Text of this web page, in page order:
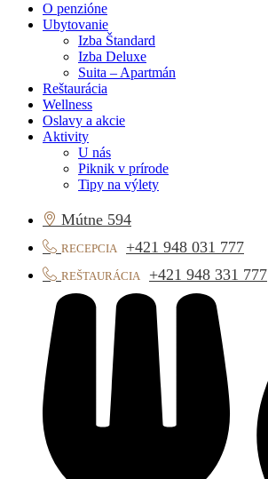
O penzióne
Ubytovanie
Izba Štandard
Izba Deluxe
Suita – Apartmán
Reštaurácia
Wellness
Oslavy a akcie
Aktivity
U nás
Piknik v prírode
Tipy na výlety
Mútne 594
RECEPCIA +421 948 031 777
REŠTAURÁCIA +421 948 331 777